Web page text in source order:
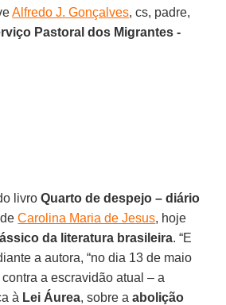
Alfredo J. Gonçalves, cs, padre,
Pastoral dos Migrantes -
livroQuarto de despejo – diário
deCarolina Maria de Jesus, hoje
da literatura brasileira. “E
a autora, “no dia 13 de maio
a escravidão atual – a
à Lei Áurea, sobre aabolição